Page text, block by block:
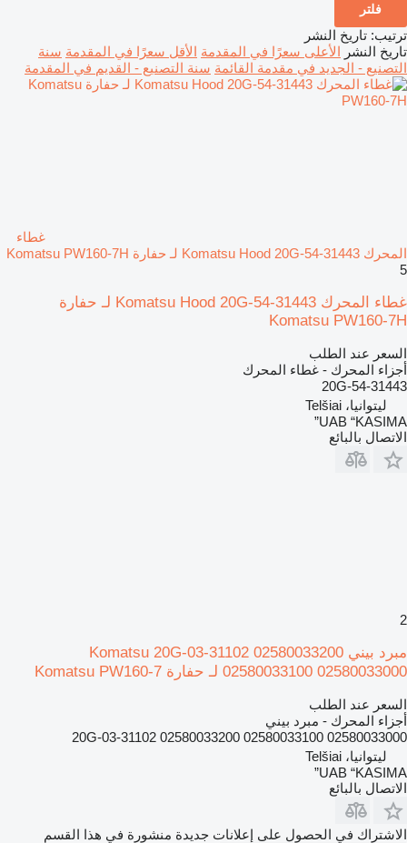
فلتر
ترتيب: تاريخ النشر
تاريخ النشر الأعلى سعرًا في المقدمة الأقل سعرًا في المقدمة سنة
التصنيع - الجديد في مقدمة القائمة سنة التصنيع - القديم في المقدمة
غطاء
المحرك Komatsu Hood 20G-54-31443 لـ حفارة Komatsu PW160-7H
5
غطاء المحرك Komatsu Hood 20G-54-31443 لـ حفارة
Komatsu PW160-7H
السعر عند الطلب
أجزاء المحرك - غطاء المحرك
20G-54-31443
ليتوانيا، Telšiai
UAB “KASIMA”
الاتصال بالبائع
2
مبرد بيني Komatsu 20G-03-31102 02580033200
02580033100 02580033000 لـ حفارة Komatsu PW160-7
السعر عند الطلب
أجزاء المحرك - مبرد بيني
20G-03-31102 02580033200 02580033100 02580033000
ليتوانيا، Telšiai
UAB “KASIMA”
الاتصال بالبائع
الاشتراك في الحصول على إعلانات جديدة منشورة في هذا القسم